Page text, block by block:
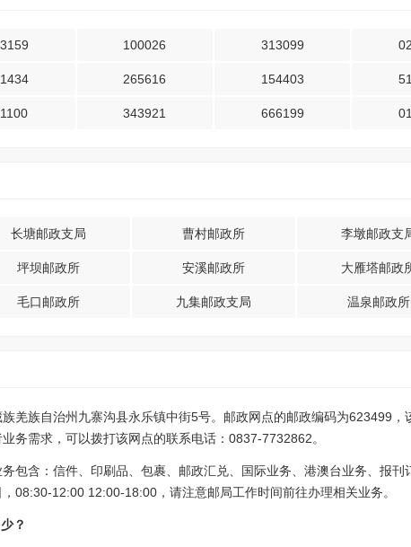
100026 313099
265616 154403
343921 666199
长塘邮政支局 曹村邮政所 李墩邮政支
坪坝邮政所 安溪邮政所 大雁塔邮政
毛口邮政所 九集邮政支局 温泉邮政所
羌族自治州九寨沟县永乐镇中街5号。邮政网点的邮政编码为623499
务需求，可以拨打该网点的联系电话：0837-7732862。
包含：信件、印刷品、包裹、邮政汇兑、国际业务、港澳台业务、报刊
08:30-12:00 12:00-18:00，请注意邮局工作时间前往办理相关业务。
？